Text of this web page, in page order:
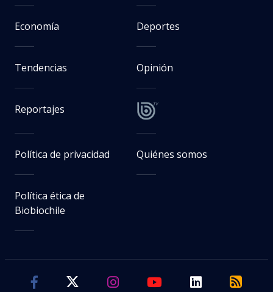
Economía Deportes
Tendencias Opinión
Reportajes
Política de privacidad Quiénes somos
Política ética de
Biobiochile